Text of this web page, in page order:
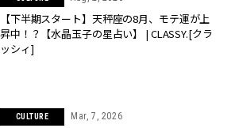
【下半期スタート】天秤座の8月、モテ運が上
昇中！？【水晶玉子の星占い】 | CLASSY.[クラ
ッシィ]
CULTURE Mar, 7, 2026